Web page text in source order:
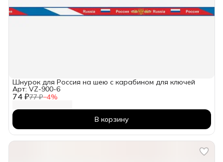
74 ₽77 ₽−4%
Шнурок для Россия на шею с карабином для ключей
Арт: VZ-900-6
В корзину